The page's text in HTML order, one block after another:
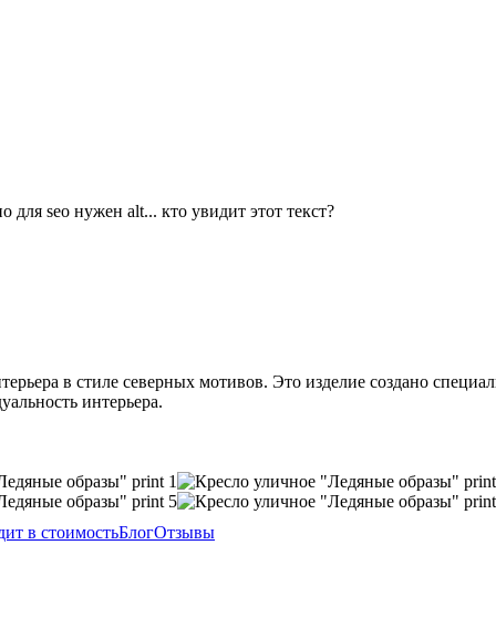
в стиле северных мотивов. Это изделие создано
интерьера.
в стоимостьБлогОтзывы